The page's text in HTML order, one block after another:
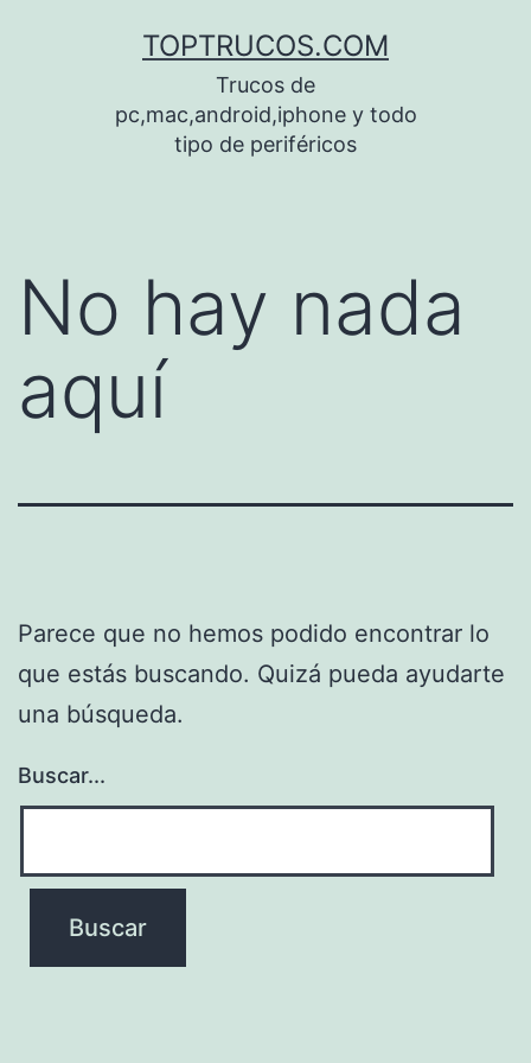
TOPTRUCOS.COM
Trucos de
pc,mac,android,iphone y todo
tipo de periféricos
No hay nada
aquí
Parece que no hemos podido encontrar lo
que estás buscando. Quizá pueda ayudarte
una búsqueda.
Buscar...